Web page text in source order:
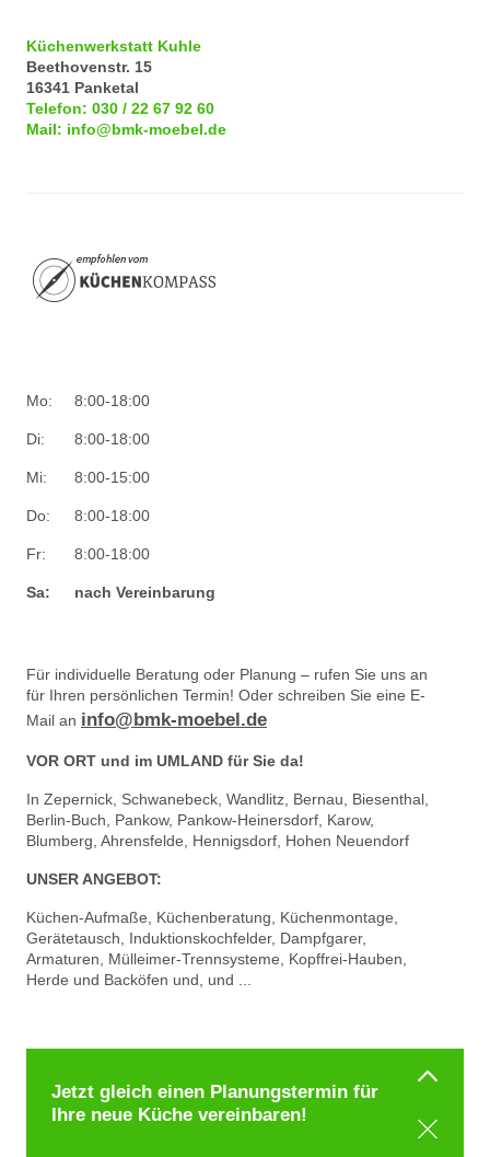
Jetzt gleich einen Planungstermin für
Ihre neue Küche vereinbaren!
Küchenwerkstatt Kuhle
Beethovenstr. 15
16341 Panketal
Telefon: 030 / 22 67 92 60
Mail: info@bmk-moebel.de
Mo: 8:00-18:00
Di: 8:00-18:00
Mi: 8:00-15:00
Do: 8:00-18:00
Fr: 8:00-18:00
Sa: nach Vereinbarung
Für individuelle Beratung oder Planung – rufen Sie uns an
für Ihren persönlichen Termin! Oder schreiben Sie eine E-
Mail an info@bmk-moebel.de
VOR ORT und im UMLAND für Sie da!
In Zepernick, Schwanebeck, Wandlitz, Bernau, Biesenthal,
Berlin-Buch, Pankow, Pankow-Heinersdorf, Karow,
Blumberg, Ahrensfelde, Hennigsdorf, Hohen Neuendorf
UNSER ANGEBOT:
Küchen-Aufmaße, Küchenberatung, Küchenmontage,
Gerätetausch, Induktionskochfelder, Dampfgarer,
Armaturen, Mülleimer-Trennsysteme, Kopffrei-Hauben,
Herde und Backöfen und, und ...
Impressum |
Datenschutz
kw küchenwerkstatt
- Die besten Marken finden Sie bei
kw küchenwerkstatt